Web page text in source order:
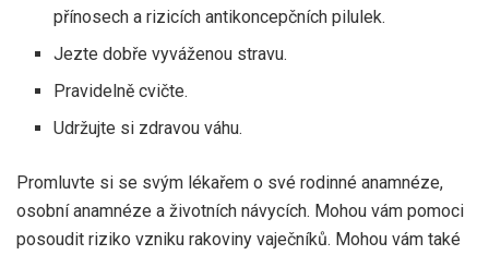
přínosech a rizicích antikoncepčních pilulek.
Jezte dobře vyváženou stravu.
Pravidelně cvičte.
Udržujte si zdravou váhu.
Promluvte si se svým lékařem o své rodinné anamnéze,
osobní anamnéze a životních návycích. Mohou vám pomoci
posoudit riziko vzniku rakoviny vaječníků. Mohou vám také